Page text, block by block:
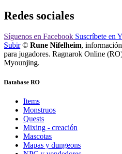
Redes sociales
Síguenos en Facebook Suscríbete en
Subir© Rune Nifelheim,
para jugadores. Ragnarok Online
Myounjing.
Database RO
Items
Monstruos
Quests
Mixing - creación
Mascotas
Mapas y dungeons